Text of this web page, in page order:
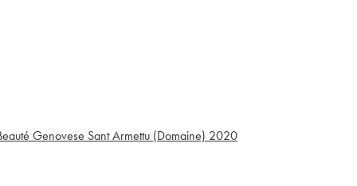
Genovese Sant Armettu (Domaine) 2020